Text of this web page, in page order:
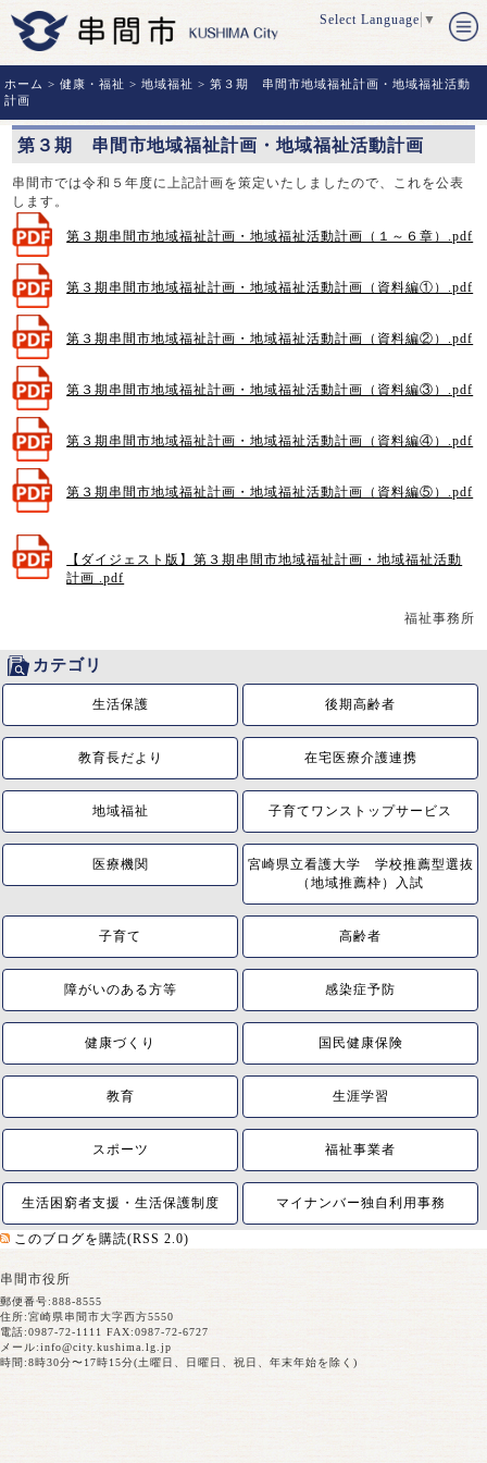
Select Language ▼
ホーム >健康・福祉 >地域福祉 > 第３期 串間市地域福祉計画・地域福祉活動
計画
第３期 串間市地域福祉計画・地域福祉活動計画
串間市では令和５年度に上記計画を策定いたしましたので、これを公表
します。
第３期串間市地域福祉計画・地域福祉活動計画（１～６章）.pdf
第３期串間市地域福祉計画・地域福祉活動計画（資料編①）.pdf
第３期串間市地域福祉計画・地域福祉活動計画（資料編②）.pdf
第３期串間市地域福祉計画・地域福祉活動計画（資料編③）.pdf
第３期串間市地域福祉計画・地域福祉活動計画（資料編④）.pdf
第３期串間市地域福祉計画・地域福祉活動計画（資料編⑤）.pdf
【ダイジェスト版】第３期串間市地域福祉計画・地域福祉活動
計画 .pdf
福祉事務所
カテゴリ
生活保護 後期高齢者
教育長だより 在宅医療介護連携
地域福祉 子育てワンストップサービス
医療機関
宮崎県立看護大学 学校推薦型選抜
（地域推薦枠）入試
子育て 高齢者
障がいのある方等 感染症予防
健康づくり 国民健康保険
教育 生涯学習
スポーツ 福祉事業者
生活困窮者支援・生活保護制度 マイナンバー独自利用事務
このブログを購読(RSS 2.0)
串間市役所
郵便番号:888-8555
住所:宮崎県串間市大字西方5550
電話:0987-72-1111 FAX:0987-72-6727
メール:info@city.kushima.lg.jp
時間:8時30分〜17時15分(土曜日、日曜日、祝日、年末年始を除く)